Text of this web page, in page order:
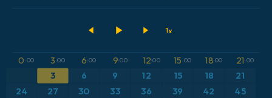
Anomalía de temperatura a 2 m
0 :00 3:00 6:00 9:00 12:00 15 :00 18:00 21:00
3 6 9 12 15 18
21
24
27 30 33 36 39 42
45